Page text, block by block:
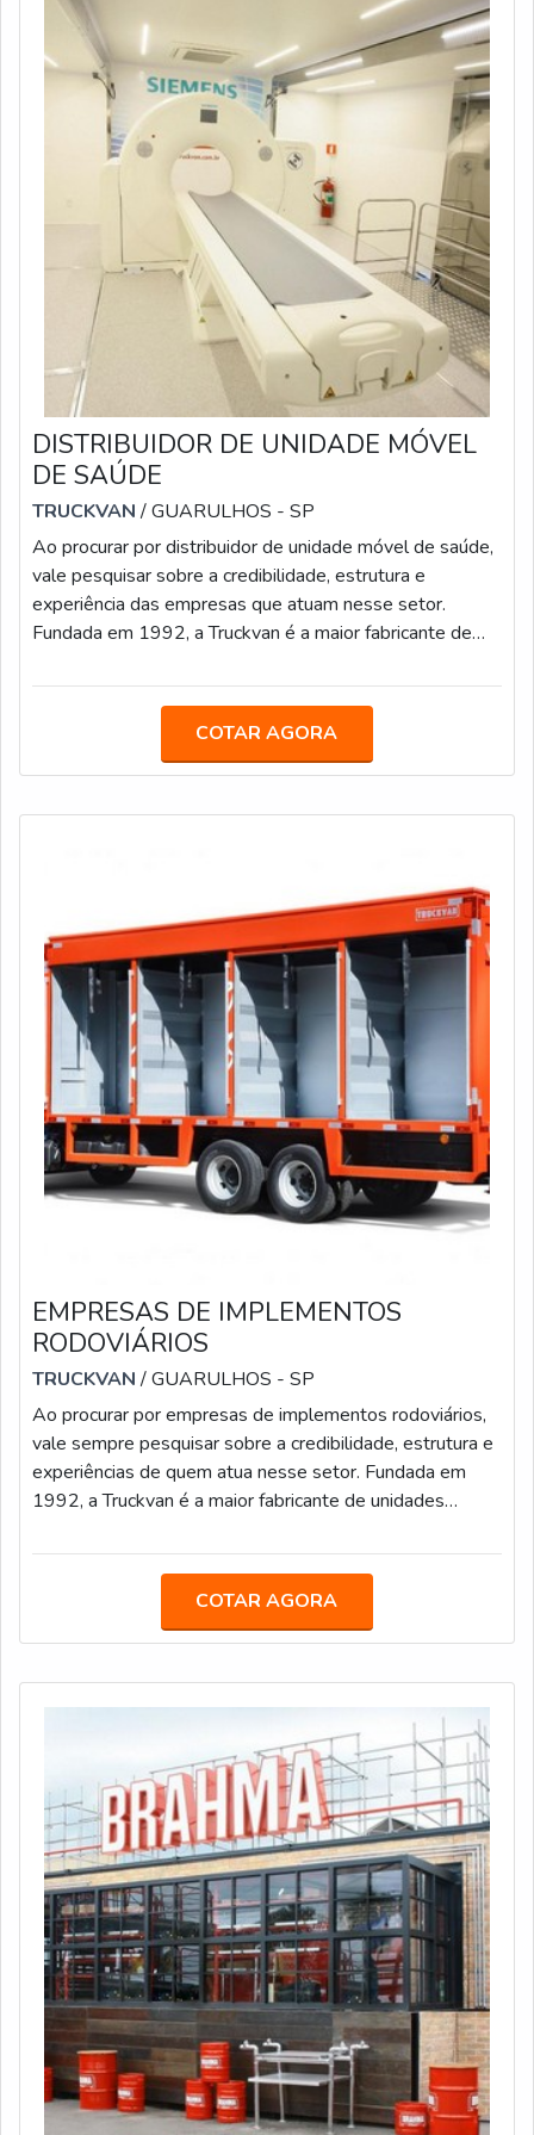
DISTRIBUIDOR DE UNIDADE MÓVEL
DE SAÚDE
TRUCKVAN/ GUARULHOS - SP
Ao procurar por distribuidor de unidade móvel de saúde,
vale pesquisar sobre a credibilidade, estrutura e
experiência das empresas que atuam nesse setor.
Fundada em 1992, a Truckvan é a maior fabricante de
colaboradores e uma sede de 60 mil² localizada na
Guarulhos.MAIS INFORMAÇÕES SOBRE O
PRODUTONo segmento de saúde, a empresa já
COTAR AGORA
EMPRESAS DE IMPLEMENTOS
RODOVIÁRIOS
TRUCKVAN/ GUARULHOS - SP
Ao procurar por empresas de implementos rodoviários,
vale sempre pesquisar sobre a credibilidade, estrutura e
experiências de quem atua nesse setor. Fundada em
1992, a Truckvan é a maior fabricante de unidades
rodoviários para o segmento de pesados. Além disso, a
uma sede de 60 mil m² na Rodovia Presidente Dutra, no
bairro Bonsucesso, em Guarulhos.MAIS INFORMAÇÕES
COTAR AGORA